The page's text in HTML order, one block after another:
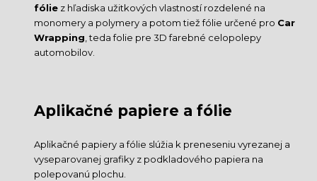
fólie z hľadiska užitkových vlastností rozdelené na
monomery a polymery a potom tiež fólie určené pro Car
Wrapping, teda folie pre 3D farebné celopolepy
automobilov.
Aplikačné papiere a fólie
Aplikačné papiery a fólie slúžia k preneseniu vyrezanej a
vyseparovanej grafiky z podkladového papiera na
polepovanú plochu.